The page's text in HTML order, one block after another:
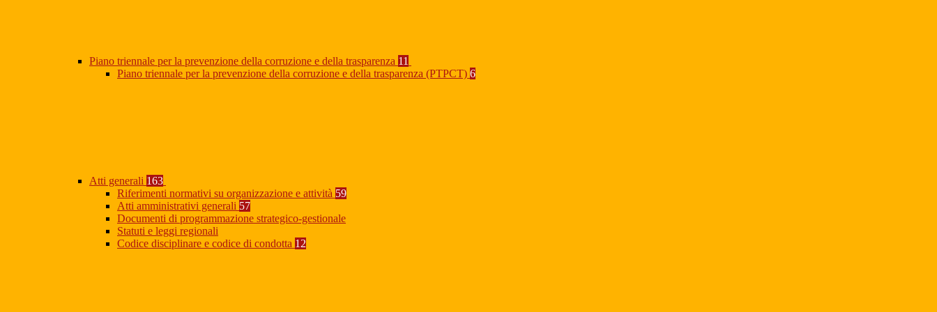
Piano triennale per la prevenzione della corruzione e della trasparenza 11
Piano triennale per la prevenzione della corruzione e della trasparenza (PTPCT) 6
Atti generali 163
Riferimenti normativi su organizzazione e attività 59
Atti amministrativi generali 57
Documenti di programmazione strategico-gestionale
Statuti e leggi regionali
Codice disciplinare e codice di condotta 12